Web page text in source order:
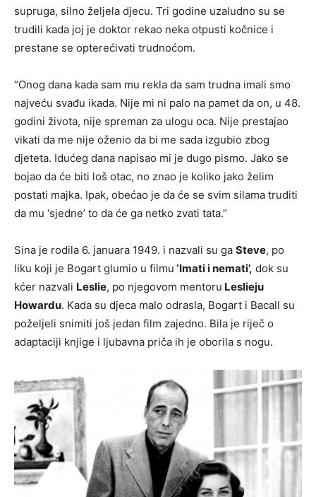
supruga, silno željela djecu. Tri godine uzaludno su se
trudili kada joj je doktor rekao neka otpusti kočnice i
prestane se opterećivati trudnoćom.
“Onog dana kada sam mu rekla da sam trudna imali smo
najveću svađu ikada. Nije mi ni palo na pamet da on, u 48.
godini života, nije spreman za ulogu oca. Nije prestajao
vikati da me nije oženio da bi me sada izgubio zbog
djeteta. Idućeg dana napisao mi je dugo pismo. Jako se
bojao da će biti loš otac, no znao je koliko jako želim
postati majka. Ipak, obećao je da će se svim silama truditi
da mu ‘sjedne’ to da će ga netko zvati tata.”
Sina je rodila 6. januara 1949. i nazvali su ga Steve, po
liku koji je Bogart glumio u filmu ‘Imati i nemati’, dok su
kćer nazvali Leslie, po njegovom mentoru Leslieju
Howardu. Kada su djeca malo odrasla, Bogart i Bacall su
poželjeli snimiti još jedan film zajedno. Bila je riječ o
adaptaciji knjige i ljubavna priča ih je oborila s nogu.